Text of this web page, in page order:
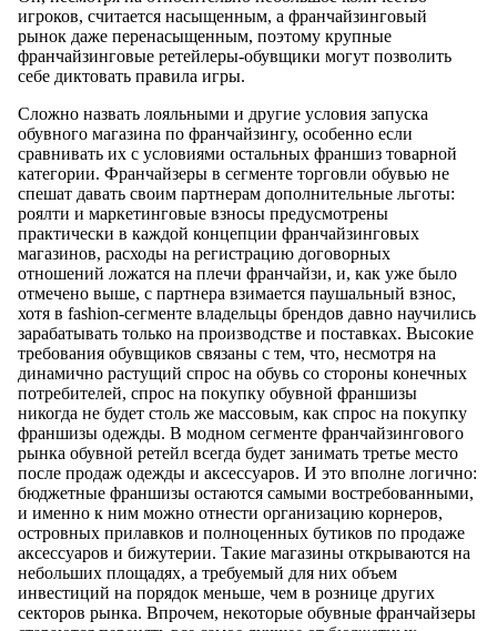
игроков, считается насыщенным, а франчайзинговый
рынок даже перенасыщенным, поэтому крупные
франчайзинговые ретейлеры-обувщики могут позволить
себе диктовать правила игры.
Сложно назвать лояльными и другие условия запуска
обувного магазина по франчайзингу, особенно если
сравнивать их с условиями остальных франшиз товарной
категории. Франчайзеры в сегменте торговли обувью не
спешат давать своим партнерам дополнительные льготы:
роялти и маркетинговые взносы предусмотрены
практически в каждой концепции франчайзинговых
магазинов, расходы на регистрацию договорных
отношений ложатся на плечи франчайзи, и, как уже было
отмечено выше, с партнера взимается паушальный взнос,
хотя в fashion-сегменте владельцы брендов давно научились
зарабатывать только на производстве и поставках. Высокие
требования обувщиков связаны с тем, что, несмотря на
динамично растущий спрос на обувь со стороны конечных
потребителей, спрос на покупку обувной франшизы
никогда не будет столь же массовым, как спрос на покупку
франшизы одежды. В модном сегменте франчайзингового
рынка обувной ретейл всегда будет занимать третье место
после продаж одежды и аксессуаров. И это вполне логично:
бюджетные франшизы остаются самыми востребованными,
и именно к ним можно отнести организацию корнеров,
островных прилавков и полноценных бутиков по продаже
аксессуаров и бижутерии. Такие магазины открываются на
небольших площадях, а требуемый для них объем
инвестиций на порядок меньше, чем в рознице других
секторов рынка. Впрочем, некоторые обувные франчайзеры